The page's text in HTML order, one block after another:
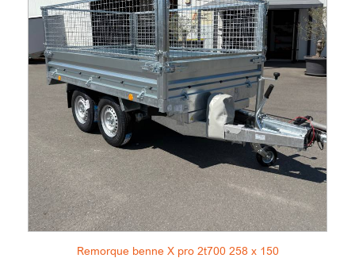
Remorque benne X pro 2t700 258 x 150